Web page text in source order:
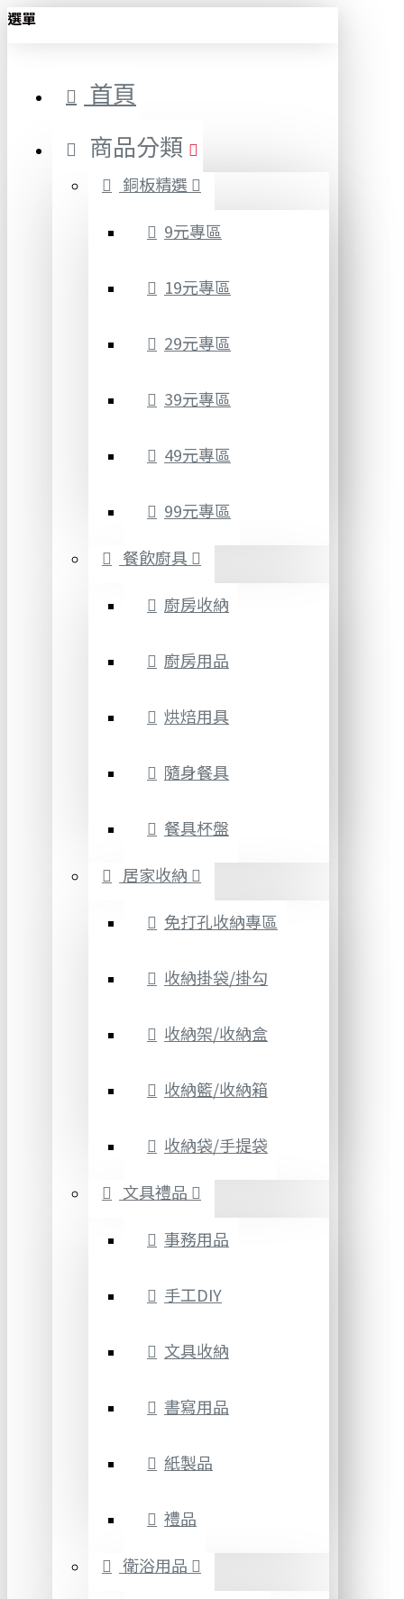
選單
首頁
商品分類
銅板精選
9元專區
19元專區
29元專區
39元專區
49元專區
99元專區
餐飲廚具
廚房收納
廚房用品
烘焙用具
隨身餐具
餐具杯盤
居家收納
免打孔收納專區
收納掛袋/掛勾
收納架/收納盒
收納籃/收納箱
收納袋/手提袋
文具禮品
事務用品
手工DIY
文具收納
書寫用品
紙製品
禮品
衛浴用品